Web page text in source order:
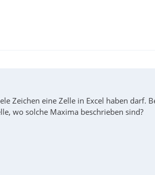
Zeichen eine Zelle in Excel haben darf.
wo solche Maxima beschrieben sind?